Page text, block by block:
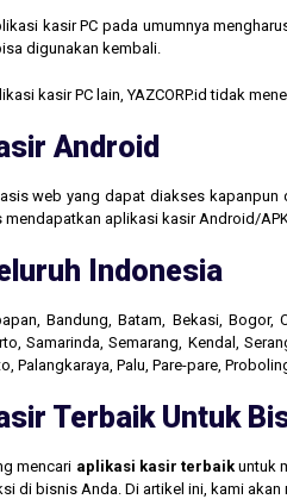
kasir PC pada umumnya
digunakan kembali.
kasir PC lain, YAZCORP.id tidak
Android
web yang dapat diakses
aplikasi kasir Android/
Indonesia
Bandung, Batam, Bekasi, Bogor,
Samarinda, Semarang, Kendal,
Palangkaraya, Palu, Pare-pare,
Terbaik Untuk
mencari aplikasi kasir terbaikuntuk
di bisnis Anda. Di artikel ini, kami